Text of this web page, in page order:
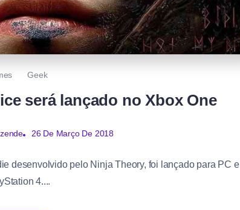
Geek
será lançado no Xbox One
26 De Março De 2018
desenvolvido pelo Ninja Theory, foi lançado para PC e
4....